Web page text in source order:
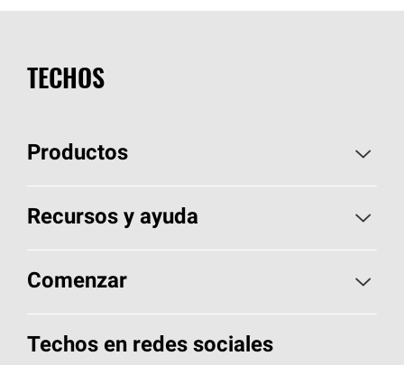
TECHOS
Productos
Elija sus tejas
Encuentre un contratista
Componentes para techos
Recursos y ayuda
Aspectos básicos sobre techos
Herramientas de diseño y color
Comenzar
Llame al 1-800-GET-PINK®
Techos en redes sociales